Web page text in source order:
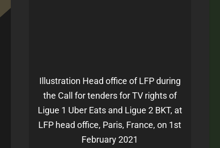
Illustration Head office of LFP during
the Call for tenders for TV rights of
Ligue 1 Uber Eats and Ligue 2 BKT, at
LFP head office, Paris, France, on 1st
February 2021